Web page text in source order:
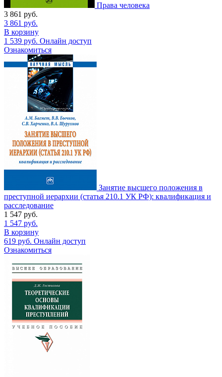
Права человека
3 861 руб.
3 861 руб.
В корзину
1 539 руб. Онлайн доступ
Ознакомиться
Занятие высшего положения в
преступной иерархии (статья 210.1 УК РФ): квалификация и
расследование
1 547 руб.
1 547 руб.
В корзину
619 руб. Онлайн доступ
Ознакомиться